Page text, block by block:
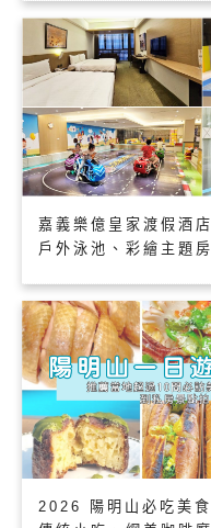
嘉義樂億皇家渡假酒
戶外泳池、彩繪主題
2026 陽明山必吃美